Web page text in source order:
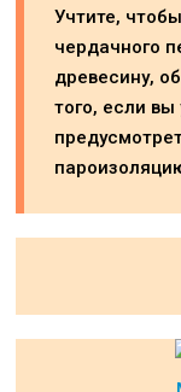
Учтите,
чердачного
древесину,
того, если